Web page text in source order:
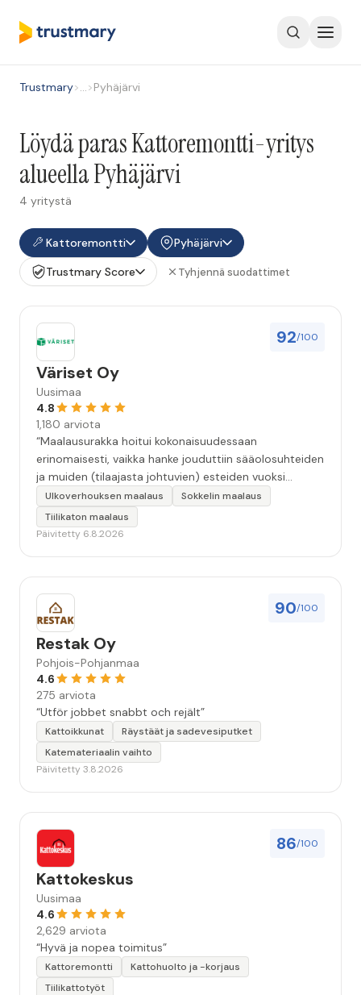
Trustmary>…>Pyhäjärvi
Löydä paras Kattoremontti-yritys
alueella Pyhäjärvi
4 yritystä
Kattoremontti
Pyhäjärvi
Trustmary Score
Tyhjennä suodattimet
92/100
Väriset Oy
Uusimaa
4.8
1,180 arviota
“Maalausurakka hoitui kokonaisuudessaan
erinomaisesti, vaikka hanke jouduttiin sääolosuhteiden
ja muiden (tilaajasta johtuvien) esteiden vuoksi
keskeyttämään n. 3 viikoksi. Maalaistulos on oikein
hyvä, yhteydenpito erinomaista, jälkityöt tehtiin
huolellisesti. Suosittelen. Erityiskiitos itse maalareille:
Ulkoverhouksen maalaus
Sokkelin maalaus
Tiilikaton maalaus
Päivitetty 6.8.2026
90/100
Restak Oy
Pohjois-Pohjanmaa
4.6
275 arviota
“Utför jobbet snabbt och rejält”
Kattoikkunat
Räystäät ja sadevesiputket
Katemateriaalin vaihto
Päivitetty 3.8.2026
86/100
Kattokeskus
Uusimaa
4.6
2,629 arviota
“Hyvä ja nopea toimitus”
Kattoremontti
Kattohuolto ja -korjaus
Tiilikattotyöt